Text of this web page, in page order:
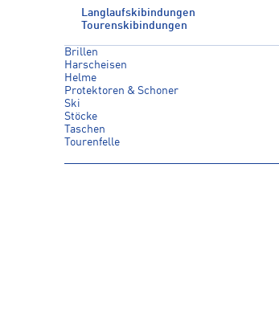
Langlaufskibindungen
Tourenskibindungen
Brillen
Harscheisen
Helme
Protektoren & Schoner
Ski
Stöcke
Taschen
Tourenfelle